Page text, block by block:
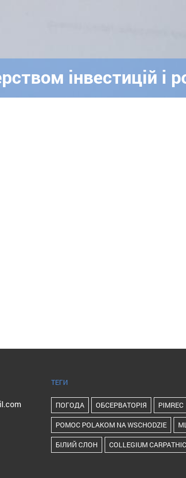
інвестицій і
ТЕГИ
ПОГОДА ОБСЕРВАТОРІЯ PIMREC
POMOC POLAKOM NA WSCHODZIE
БІЛИЙ СЛОН COLLEGIUM